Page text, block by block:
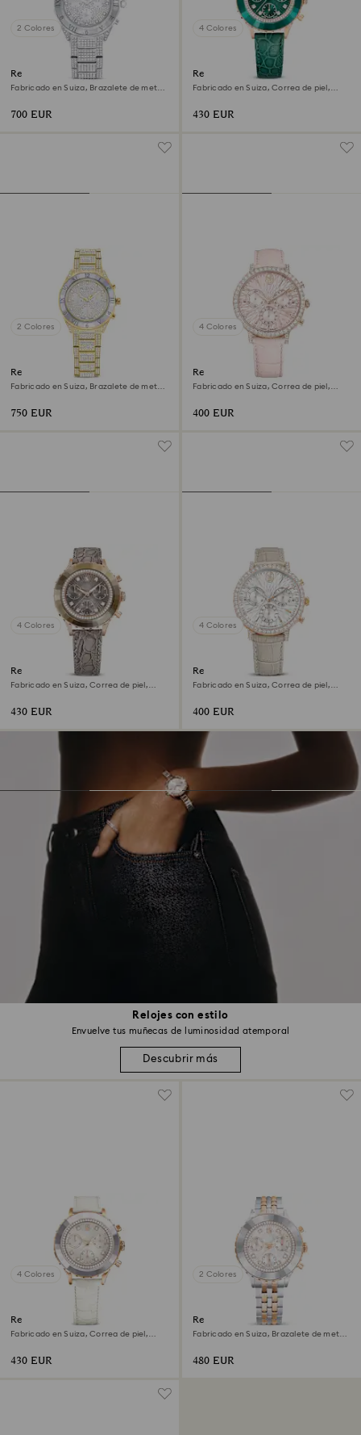
Relojes con estilo
Envuelve tus muñecas de luminosidad atemporal
Descubrir más
2 Colores
Reloj Dextera lux
Fabricado en Suiza, Brazalete de metal,
700 EUR
4 Colores
Reloj Octea chrono
Fabricado en Suiza, Correa de piel,
430 EUR
2 Colores
Reloj Dextera lux
Fabricado en Suiza, Brazalete de metal,
750 EUR
4 Colores
Reloj Matrix tennis chrono
Fabricado en Suiza, Correa de piel,
400 EUR
4 Colores
Reloj Octea chrono
Fabricado en Suiza, Correa de piel,
430 EUR
4 Colores
Reloj Matrix tennis chrono
Fabricado en Suiza, Correa de piel,
400 EUR
4 Colores
Reloj Octea chrono
Fabricado en Suiza, Correa de piel,
430 EUR
2 Colores
Reloj Octea chrono
Fabricado en Suiza, Brazalete de metal,
480 EUR